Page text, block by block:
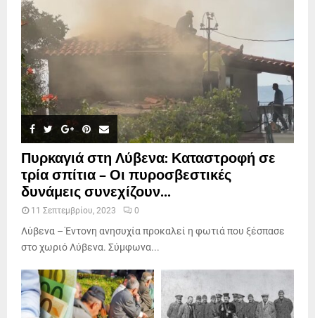
Πυρκαγιά στη Λύβενα: Καταστροφή σε
τρία σπίτια – Οι πυροσβεστικές
δυνάμεις συνεχίζουν...
11 Σεπτεμβρίου, 2023 0
Λύβενα – Έντονη ανησυχία προκαλεί η φωτιά που ξέσπασε
στο χωριό Λύβενα. Σύμφωνα...